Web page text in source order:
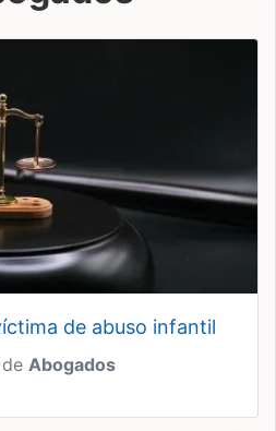
de abuso infantil
Abogados